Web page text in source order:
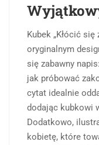
Kubek „Kłócić
oryginalnym
się zabawny
jak próbować
cytat idealnie
dodając kubkowi
Dodatkowo,
kobietę, które